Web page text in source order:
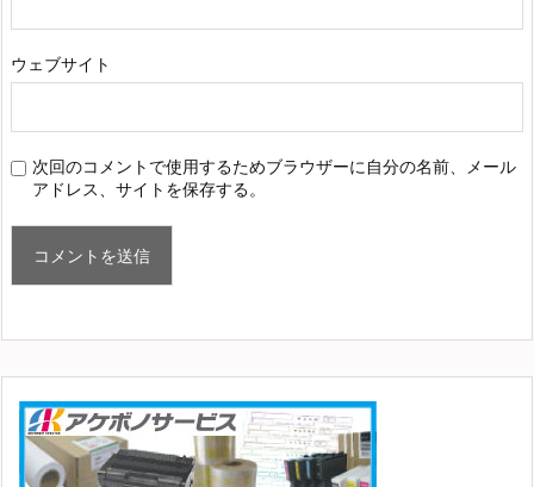
ウェブサイト
次回のコメントで使用するためブラウザーに自分の名前、メール
アドレス、サイトを保存する。